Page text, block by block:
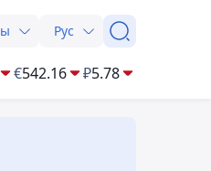
Рус
€542.16 ₽5.78